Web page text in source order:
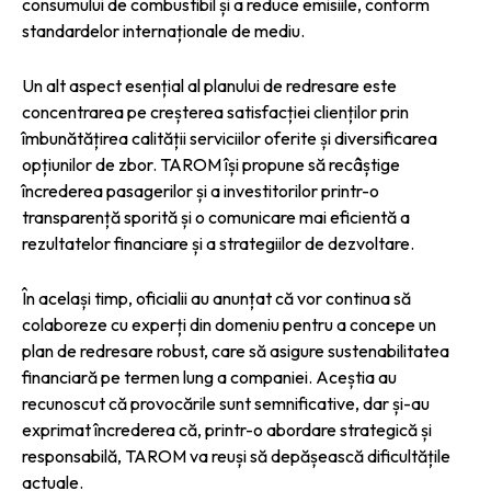
standardelor internaționale de mediu.
Un alt aspect esențial al planului de redresare este
concentrarea pe creșterea satisfacției clienților prin
îmbunătățirea calității serviciilor oferite și diversificarea
opțiunilor de zbor. TAROM își propune să recâștige
încrederea pasagerilor și a investitorilor printr-o
transparență sporită și o comunicare mai eficientă a
rezultatelor financiare și a strategiilor de dezvoltare.
În același timp, oficialii au anunțat că vor continua să
colaboreze cu experți din domeniu pentru a concepe un
plan de redresare robust, care să asigure sustenabilitatea
financiară pe termen lung a companiei. Aceștia au
recunoscut că provocările sunt semnificative, dar și-au
exprimat încrederea că, printr-o abordare strategică și
responsabilă, TAROM va reuși să depășească dificultățile
actuale.